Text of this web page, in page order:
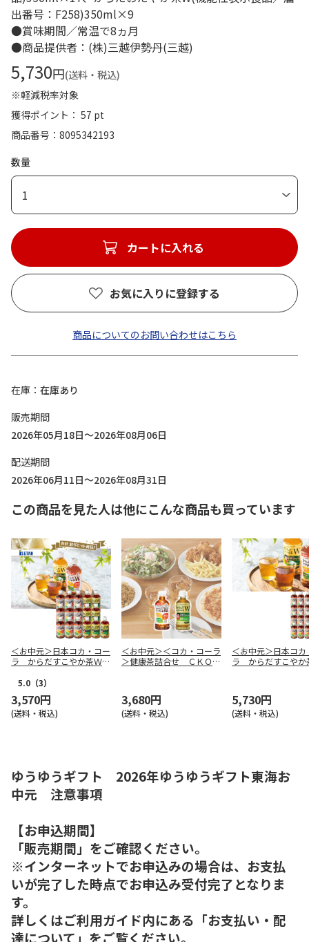
出番号：F258)350ml×9
●賞味期間／常温で8ヵ月
●商品提供者：(株)三越伊勢丹(三越)
5,730円(送料・税込)
※軽減税率対象
獲得ポイント： 57 pt
商品番号
8095342193
数量
1
カートに入れる
お気に入りに登録する
商品についてのお問い合わせはこちら
在庫
在庫あり
販売期間
2026年05月18日～2026年08月06日
配送期間
2026年06月11日～2026年08月31日
この商品を見た人は他にこんな商品も買っています
＜お中元＞日本コカ・コー
ラ からだすこやか茶Ｗ
ット（東日本版）
5.0 （3）
3,570円
(送料・税込)
＜お中元＞＜コカ・コーラ
＞健康茶詰合せ ＣＫＯ－
3,680円
(送料・税込)
＜お中元＞日本コカ
ラ からだすこやか
5,730円
(送料・税込)
ゆうゆうギフト 2026年ゆうゆうギフト東海お
中元 注意事項
【お申込期間】
「販売期間」をご確認ください。
※インターネットでお申込みの場合は、お支払
いが完了した時点でお申込み受付完了となりま
す。
詳しくはご利用ガイド内にある「お支払い・配
達について」をご覧ください。